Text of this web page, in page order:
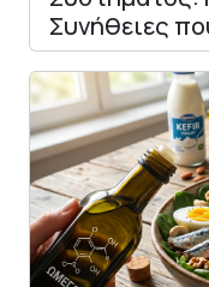
Συνήθειες